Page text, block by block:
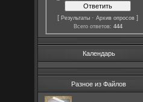
[Результаты ·Архив опросов ]
Всего ответов: 444
Календарь
Разное из Файлов